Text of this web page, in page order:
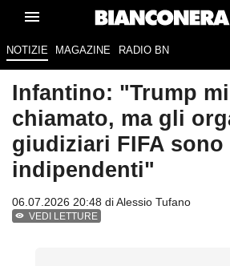
NOTIZIE MAGAZINE RADIO BN
Infantino: "Trump
chiamato, ma gli
giudiziari FIFA sono
indipendenti"
06.07.2026 20:48 diAlessio Tufano
VEDI LETTURE